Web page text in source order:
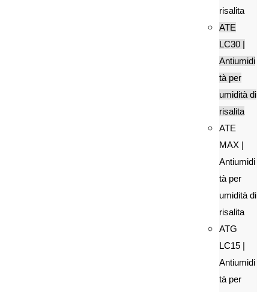
risalita
ATE
LC30 |
Antiumidi
tà per
umidità di
risalita
ATE
MAX |
Antiumidi
tà per
umidità di
risalita
ATG
LC15 |
Antiumidi
tà per